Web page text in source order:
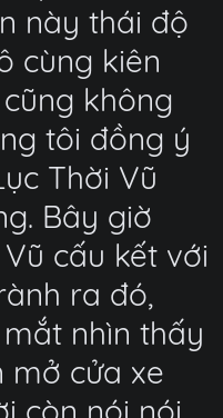
này thái độ
cùng kiên
không
tôi đồng ý
Thời Vũ
Bây giờ
cấu kết với
ra đó,
nhìn thấy
mở cửa xe